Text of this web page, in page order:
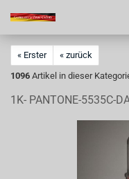
« Erster
« zurück
1096 Artikel in dieser
1K- PANTONE-5535C-